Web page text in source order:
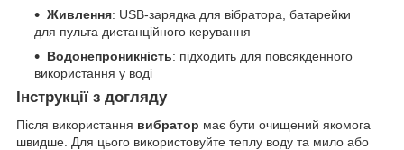
Живлення: USB-зарядка для вібратора, батарейки
для пульта дистанційного керування
Водонепроникність: підходить для повсякденного
використання у воді
Інструкції з догляду
Після використання вибратор має бути очищений якомога
швидше. Для цього використовуйте теплу воду та мило або